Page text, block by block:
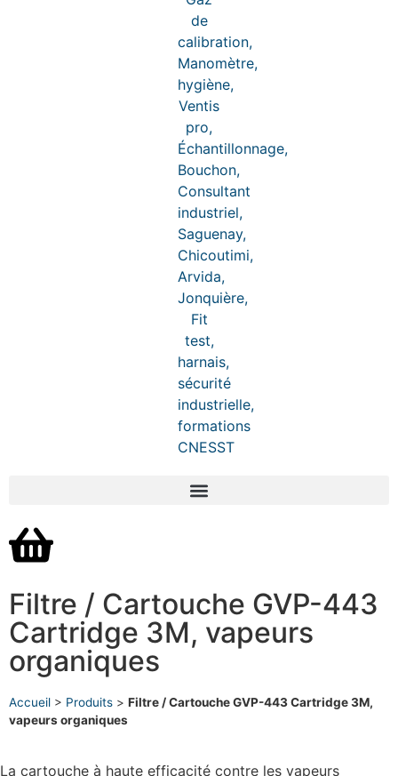
Filtre / Cartouche GVP-443
Cartridge 3M, vapeurs
organiques
Accueil > Produits > Filtre / Cartouche GVP-443 Cartridge 3M,
vapeurs organiques
La cartouche à haute efficacité contre les vapeurs